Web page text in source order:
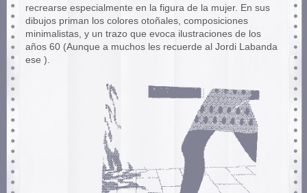
recrearse especialmente en la figura de la mujer. En sus
dibujos priman los colores otoñales, composiciones
minimalistas, y un trazo que evoca ilustraciones de los
años 60 (Aunque a muchos les recuerde al Jordi Labanda
ese ).